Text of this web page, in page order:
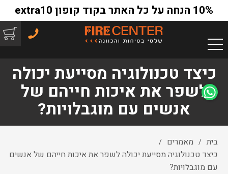
10% הנחה על כל האתר בקוד קופון extra10
כיצד טכנולוגיה מסייעת יכולה
לשפר את איכות חייהם של
אנשים עם מוגבלויות?
בית / מאמרים /
כיצד טכנולוגיה מסייעת יכולה לשפר את איכות חייהם של אנשים
עם מוגבלויות?